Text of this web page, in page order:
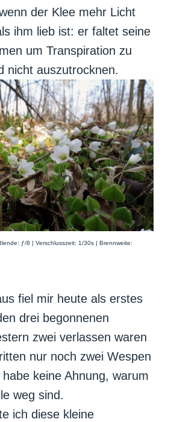
der Klee mehr Licht
ihm lieb ist: er faltet seine
um Transpiration zu
nicht auszutrocknen.
ƒ/8 | Verschlusszeit: 1/30s | Brennweite:
fiel mir heute als erstes
drei begonnenen
zwei verlassen waren
nur noch zwei Wespen
keine Ahnung, warum
weg sind.
ich diese kleine